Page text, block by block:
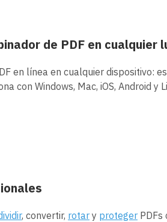
de PDF en cualquier
en línea en cualquier dispositivo:
con Windows, Mac, iOS, Android y
, convertir, rotar y proteger PDFs